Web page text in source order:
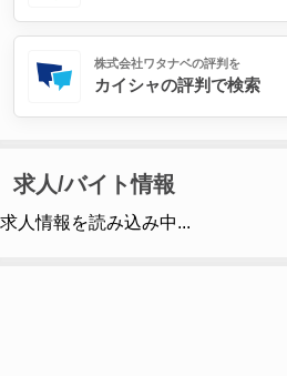
株式会社ワタナベの評判を
カイシャの評判で検索
求人/バイト情報
求人情報を読み込み中...